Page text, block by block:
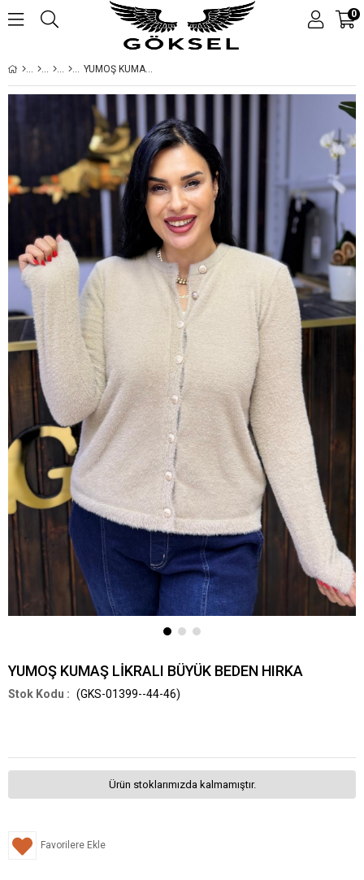
0
YUMOŞ KUMAŞ LİKRALI BÜYÜK BEDEN HIRKA
YUMOŞ KUMAŞ LİKRALI BÜYÜK BEDEN HIRKA
(GKS-01399--44-46)
Ürün stoklarımızda kalmamıştır.
Favorilere Ekle